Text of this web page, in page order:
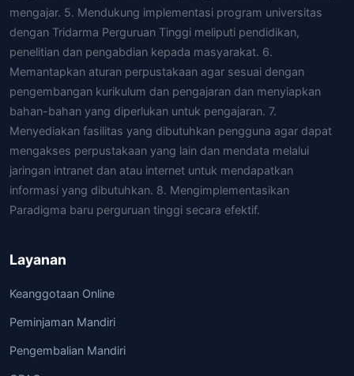
mengajar. 5. Mendukung implementasi program universitas
dengan Tridarma Perguruan Tinggi meliputi pendidikan,
penelitian dan pengabdian kepada masyarakat. 6.
Memantapkan aturan perpustakaan agar sesuai dengan
pengembangan kurikulum dan pengajaran dan menyiapkan
bahan-bahan yang diperlukan untuk pengajaran. 7.
Menyediakan fasilitas yang dibutuhkan pengguna agar dapat
mengakses perpustakaan yang lain dan mendata melalui
jaringan intranet dan atau internet untuk mendapatkan
informasi yang dibutuhkan. 8. Mengimplementasikan
Paradigma baru perguruan tinggi secara efektif.
Layanan
Keanggotaan Online
Peminjaman Mandiri
Pengembalian Mandiri